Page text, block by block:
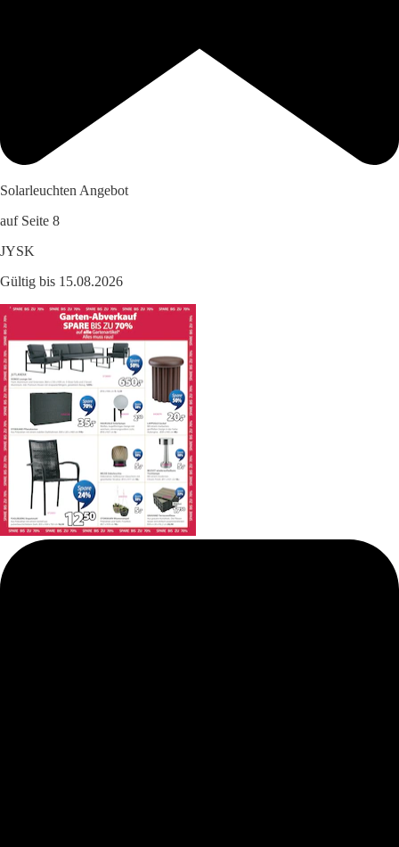
Solarleuchten Angebot
auf Seite 8
JYSK
Gültig bis 15.08.2026